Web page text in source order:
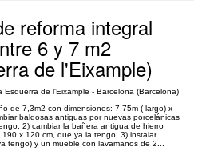
reforma integral
6 y 7 m2
de l'Eixample)
de l'Eixample - Barcelona (Barcelona)
de 7,3m2 con dimensiones: 7,75m ( largo) x
baldosas antiguas por nuevas porcelánicas
2) cambiar la bañera antigua de hierro
x 120 cm, que ya la tengo; 3) instalar
tengo) y un mueble con lavamanos de 2...